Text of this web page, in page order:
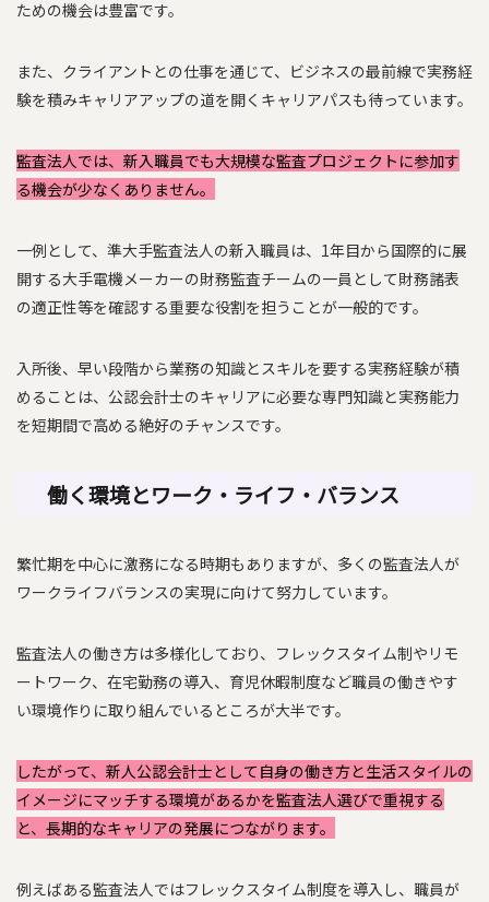
ための機会は豊富です。
また、クライアントとの仕事を通じて、ビジネスの最前線で実務経
験を積みキャリアアップの道を開くキャリアパスも待っています。
監査法人では、新入職員でも大規模な監査プロジェクトに参加す
る機会が少なくありません。
一例として、準大手監査法人の新入職員は、1年目から国際的に展
開する大手電機メーカーの財務監査チームの一員として財務諸表
の適正性等を確認する重要な役割を担うことが一般的です。
入所後、早い段階から業務の知識とスキルを要する実務経験が積
めることは、公認会計士のキャリアに必要な専門知識と実務能力
を短期間で高める絶好のチャンスです。
働く環境とワーク・ライフ・バランス
繁忙期を中心に激務になる時期もありますが、多くの監査法人が
ワークライフバランスの実現に向けて努力しています。
監査法人の働き方は多様化しており、フレックスタイム制やリモ
ートワーク、在宅勤務の導入、育児休暇制度など職員の働きやす
い環境作りに取り組んでいるところが大半です。
したがって、新人公認会計士として自身の働き方と生活スタイルの
イメージにマッチする環境があるかを監査法人選びで重視する
と、長期的なキャリアの発展につながります。
例えばある監査法人ではフレックスタイム制度を導入し、職員が